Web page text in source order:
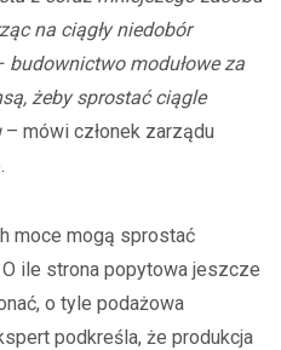
na ciągły niedobór
modułowe za
żeby sprostać ciągle
– mówi członek zarządu
moce mogą sprostać
ile strona popytowa jeszcze
o tyle podażowa
podkreśla, że produkcja